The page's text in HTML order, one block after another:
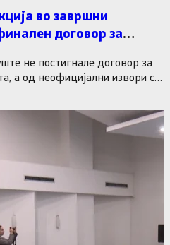
во завршни
договор за
не постигнале договор за
а од неофицијални извори се